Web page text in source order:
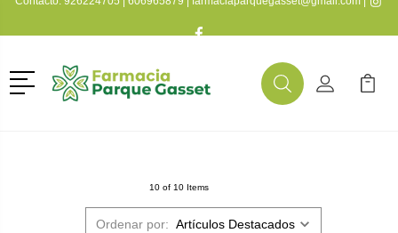
Menú
BuscarMi Cuenta
Mi
10 of 10 Items
Ordenar por: